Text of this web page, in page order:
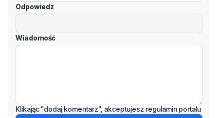
Odpowiedz
Wiadomość
Klikając "dodaj komentarz", akceptujesz regulamin portalu